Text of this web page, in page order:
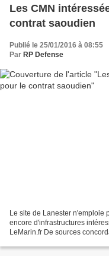
Les CMN
contrat saoudien
Publié le 25/01/2016 à 08:55
Par RP Defense
Le site de Lanester n'emploie
encore d'infrastructures
LeMarin.fr De sources